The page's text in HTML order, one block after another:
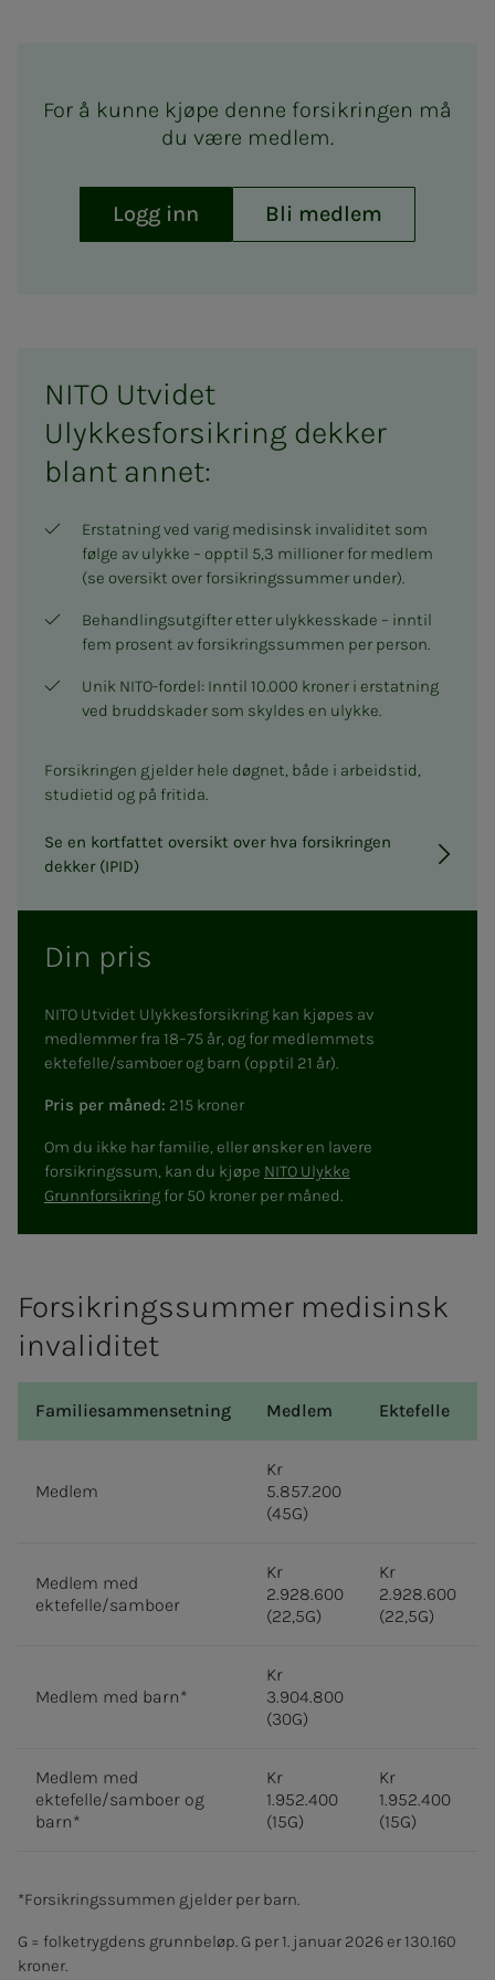
For å kunne kjøpe denne forsikringen må
du være medlem.
Logg inn Bli medlem
NITO Utvidet
Ulykkesforsikring dekker
blant annet:
Erstatning ved varig medisinsk invaliditet som
følge av ulykke – opptil 5,3 millioner for medlem
(se oversikt over forsikringssummer under).
Behandlingsutgifter etter ulykkesskade – inntil
fem prosent av forsikringssummen per person.
Unik NITO-fordel: Inntil 10.000 kroner i erstatning
ved bruddskader som skyldes en ulykke.
Forsikringen gjelder hele døgnet, både i arbeidstid,
studietid og på fritida.
Se en kortfattet oversikt over hva forsikringen
dekker (IPID)
Din pris
NITO Utvidet Ulykkesforsikring kan kjøpes av
medlemmer fra 18–75 år, og for medlemmets
ektefelle/samboer og barn (opptil 21 år).
Pris per måned: 215 kroner
Om du ikke har familie, eller ønsker en lavere
forsikringssum, kan du kjøpe NITO Ulykke
Grunnforsikring for 50 kroner per måned.
For­­­sik­rings­­­­­sum­­­mer medi­­­sinsk
in­va­­­li­­­di­­­tet
Familiesammensetning Medlem Ektefelle
Medlem
Kr
5.857.200
(45G)
Medlem med
ektefelle/samboer
Kr
2.928.600
(22,5G)
Kr
2.928.600
(22,5G)
Medlem med barn*
Kr
3.904.800
(30G)
Medlem med
ektefelle/samboer og
barn*
Kr
1.952.400
(15G)
Kr
1.952.400
(15G)
*Forsikringssummen gjelder per barn.
G = folketrygdens grunnbeløp. G per 1. januar 2026 er 130.160
kroner.